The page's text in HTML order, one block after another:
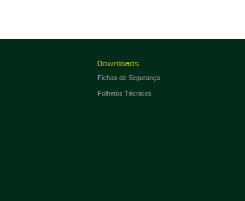
Downloads
Fichas de Segurança
Folhetos Técnicos